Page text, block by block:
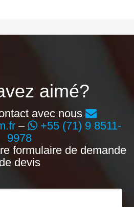
aimé?
avec nous
–
+55 (71) 9 8511-
9978
formulaire de demande
de devis